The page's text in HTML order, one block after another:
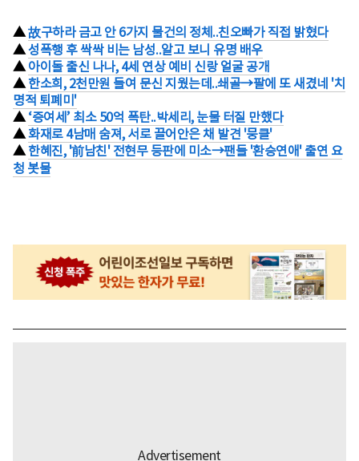
▲故구하라 금고 안 6가지 물건의 정체..친오빠가 직접 밝혔다
▲성폭행 후 싹싹 비는 남성..알고 보니 유명 배우
▲ 아이돌 출신 나나, 4세 연상 예비 신랑 얼굴 공개
▲한소희, 2천만원 들여 문신 지웠는데..쇄골→팔에 또 새겼네 '치
명적 퇴폐미'
▲ ‘증여세’ 최소 50억 폭탄..박세리, 눈물 터질 만했다
▲화재로 4남매 숨져, 서로 끌어안은 채 발견 '뭉클'
▲한혜진, '前남친' 전현무 등판에 미소→팬들 '환승연애' 출연 요
청 봇물